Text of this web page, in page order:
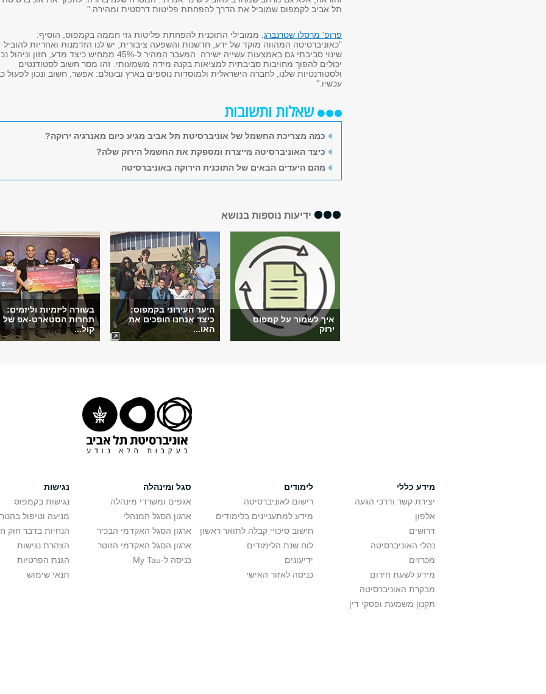
תל אביב לקמפוס שמוביל את הדרך להפחתת פליטות דרסטית ומהירה."
פרופ' מרסלו שטרנברג , ממובילי התוכנית להפחתת פליטות גזי חממה בקמפוס, הוסיף:
"כאוניברסיטה המהווה מוקד של ידע, חדשנות והשפעה ציבורית, יש לנו הזדמנות ואחריות להוביל
שינוי סביבתי גם באמצעות עשייה ישירה. המעבר המהיר ל-45% ממחיש כיצד מדע, חזון וניהול
יכולים להפוך מחויבות סביבתית למציאות בקנה מידה משמעותי. זהו מסר חשוב לסטודנטים
ולסטודנטיות שלנו, לחברה הישראלית ולמוסדות נוספים בארץ ובעולם: אפשר, חשוב ונכון לפעול
עכשיו."
שאלות ותשובות
כמה מצריכת החשמל של אוניברסיטת תל אביב מגיע כיום מאנרגיה ירוקה?
כיצד האוניברסיטה מייצרת ומספקת את החשמל הירוק שלה?
מהם היעדים הבאים של התוכנית הירוקה באוניברסיטה
ידיעות נוספות בנושא
איך לשמור על קמפוס
ירוק
היער העירוני בקמפוס:
כיצד אנחנו הופכים את
האו...
בשורה ליזמיות וליזמים:
תחרות הסטארט-אפ של
קול...
מידע כללי
יצירת קשר ודרכי הגעה
אלפון
דרושים
נהלי האוניברסיטה
מכרזים
מידע לשעת חירום
מבקרת האוניברסיטה
תקנון משמעת ופסקי דין
לימודים
רישום לאוניברסיטה
מידע למתעניינים בלימודים
חישוב סיכויי קבלה לתואר ראשון
לוח שנת הלימודים
ידיעונים
כניסה לאזור האישי
סגל ומינהלה
אגפים ומשרדי מינהלה
ארגון הסגל המנהלי
ארגון הסגל האקדמי הבכיר
ארגון הסגל האקדמי הזוטר
כניסה ל-My Tau
נגישות
נגישות בקמפוס
מניעה וטיפול
הנחיות בדבר חוק
הצהרת נגישות
הגנת הפרטיות
תנאי שימוש